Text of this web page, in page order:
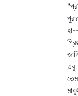
"প্রতি রক্তবিন্দু
পুরানো সে
হা-- বর্জিল
প্রিয়তম পিতা
জাগি উঠি
তবু তার ভাব
তেমনি আমারো
মাধুর্য তবুও